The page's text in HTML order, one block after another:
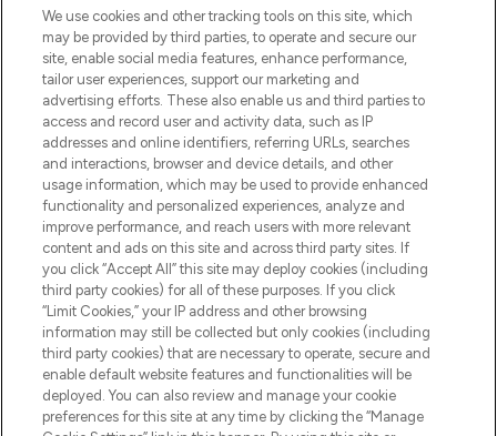
LOOKFANTASTIC is de ultieme online
beautybestemming van Europa, met de
beste huidverzorging, haarproducten en
make-up van meer dan 200 topmerken.
Shop online of via de app, met gratis
verzending vanaf €40.
Cookie-toestemming
Do Not Sell or Share My Personal
Information
HELP & INFORMATIE
BEDRIJFSINFORMATIE
OVER LOOKFANTASTIC
We use cookies and other tracking tools on this site, which
may be provided by third parties, to operate and secure our
site, enable social media features, enhance performance,
tailor user experiences, support our marketing and
advertising efforts. These also enable us and third parties to
access and record user and activity data, such as IP
addresses and online identifiers, referring URLs, searches
and interactions, browser and device details, and other
usage information, which may be used to provide enhanced
functionality and personalized experiences, analyze and
improve performance, and reach users with more relevant
content and ads on this site and across third party sites. If
you click “Accept All” this site may deploy cookies (including
third party cookies) for all of these purposes. If you click
“Limit Cookies,” your IP address and other browsing
information may still be collected but only cookies (including
third party cookies) that are necessary to operate, secure and
enable default website features and functionalities will be
deployed. You can also review and manage your cookie
preferences for this site at any time by clicking the “Manage